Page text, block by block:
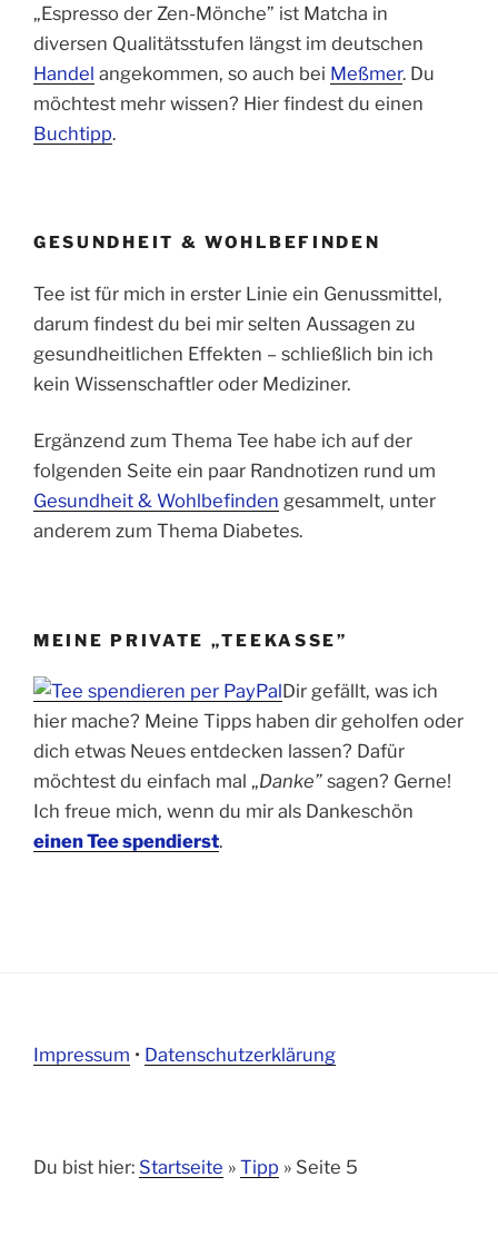
„Espresso der Zen-Mönche” ist Matcha in
diversen Qualitätsstufen längst im deutschen
Handel angekommen, so auch bei Meßmer. Du
möchtest mehr wissen? Hier findest du einen
Buchtipp.
GESUNDHEIT & WOHLBEFINDEN
Tee ist für mich in erster Linie ein Genussmittel,
darum findest du bei mir selten Aussagen zu
gesundheitlichen Effekten – schließlich bin ich
kein Wissenschaftler oder Mediziner.
Ergänzend zum Thema Tee habe ich auf der
folgenden Seite ein paar Randnotizen rund um
Gesundheit & Wohlbefinden gesammelt, unter
anderem zum Thema Diabetes.
MEINE PRIVATE „TEEKASSE”
Dir gefällt, was ich
hier mache? Meine Tipps haben dir geholfen oder
dich etwas Neues entdecken lassen? Dafür
möchtest du einfach mal „Danke” sagen? Gerne!
Ich freue mich, wenn du mir als Dankeschön
einen Tee spendierst.
Impressum • Datenschutzerklärung
Du bist hier: Startseite » Tipp » Seite 5